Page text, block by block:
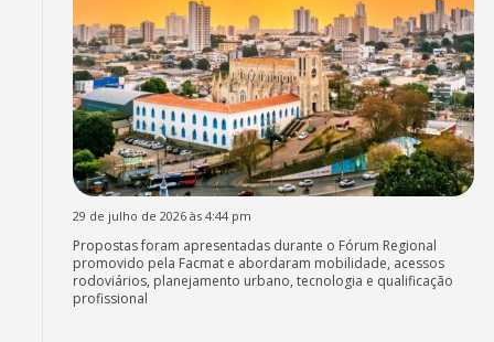
29 de julho de 2026 às 4:44 pm
Propostas foram apresentadas durante o Fórum Regional
promovido pela Facmat e abordaram mobilidade, acessos
rodoviários, planejamento urbano, tecnologia e qualificação
profissional